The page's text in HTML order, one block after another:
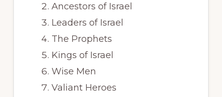
Ancestors of Israel
Leaders of Israel
The Prophets
Kings of Israel
Wise Men
Valiant Heroes